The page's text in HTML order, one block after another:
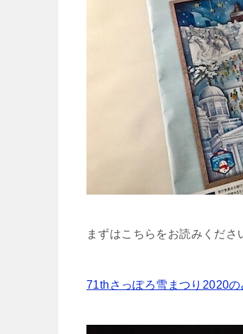
まずはこちらをお読みくだ
71thさっぽろ雪まつり2020